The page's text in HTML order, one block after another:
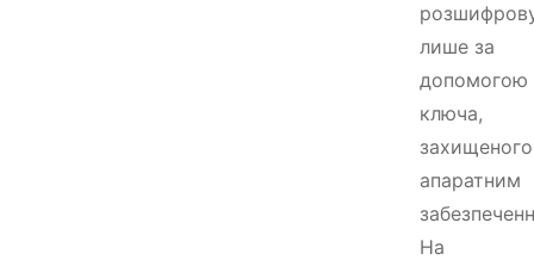
лише за
допомогою
ключа,
захищеного
апаратним
На